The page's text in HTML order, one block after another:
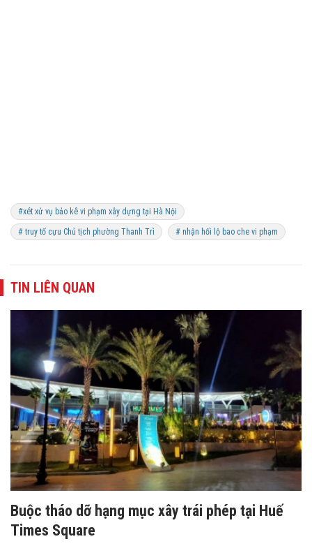
#xét xử vụ bảo kê vi phạm xây dựng tại Hà Nội
# truy tố cựu Chủ tịch phường Thanh Trì # nhận hối lộ bao che vi phạm
TIN LIÊN QUAN
Buộc tháo dỡ hạng mục xây trái phép tại Huế
Times Square